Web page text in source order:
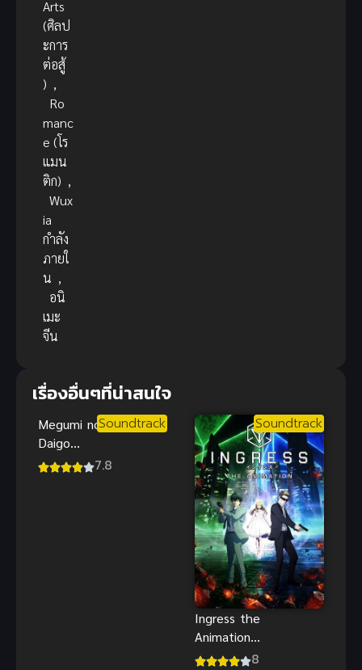
Arts
(ศิลป
ะการ
ต่อสู้
) ,
Ro
manc
e (โร
แมน
ติก) ,
Wux
ia
กำลัง
ภายใ
น ,
อนิ
เมะ
จีน
เรื่องอื่นๆที่น่าสนใจ
Soundtrack
Megumi no
Daigo
Kyuukoku no
7.8
Soundtrack
Ingress the
Animation
(2018) อินเก
8